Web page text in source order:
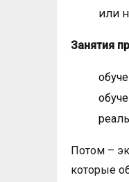
или
Занятия
Потом –
которые